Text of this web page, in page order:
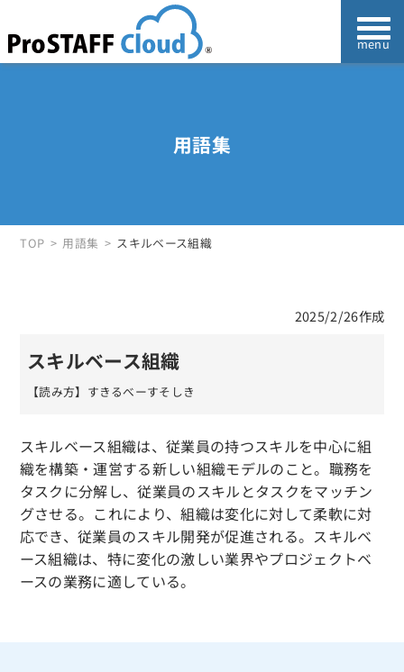
用語集
TOP 用語集 スキルベース組織
2025/2/26作成
スキルベース組織
【読み方】すきるべーすそしき
スキルベース組織は、従業員の持つスキルを中心に組
織を構築・運営する新しい組織モデルのこと。職務を
タスクに分解し、従業員のスキルとタスクをマッチン
グさせる。これにより、組織は変化に対して柔軟に対
応でき、従業員のスキル開発が促進される。スキルベ
ース組織は、特に変化の激しい業界やプロジェクトベ
ースの業務に適している。